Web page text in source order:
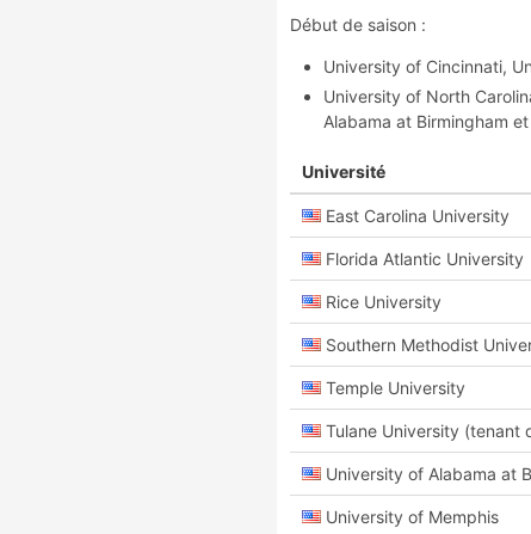
Début de saison :
University of Cincinnati,
University of North
Alabama at Birmingham
Université
East Carolina University
Florida Atlantic University
Rice University
Southern Methodist
Temple University
Tulane University (tenant
University of Alabama at
University of Memphis